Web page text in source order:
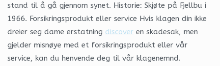
stand til å gå gjennom synet. Historie: Skjøte på Fjellbu i
1966. Forsikringsprodukt eller service Hvis klagen din ikke
dreier seg dame erstatning discover en skadesak, men
gjelder misnøye med et forsikringsprodukt eller vår
service, kan du henvende deg til vår klagenemnd.